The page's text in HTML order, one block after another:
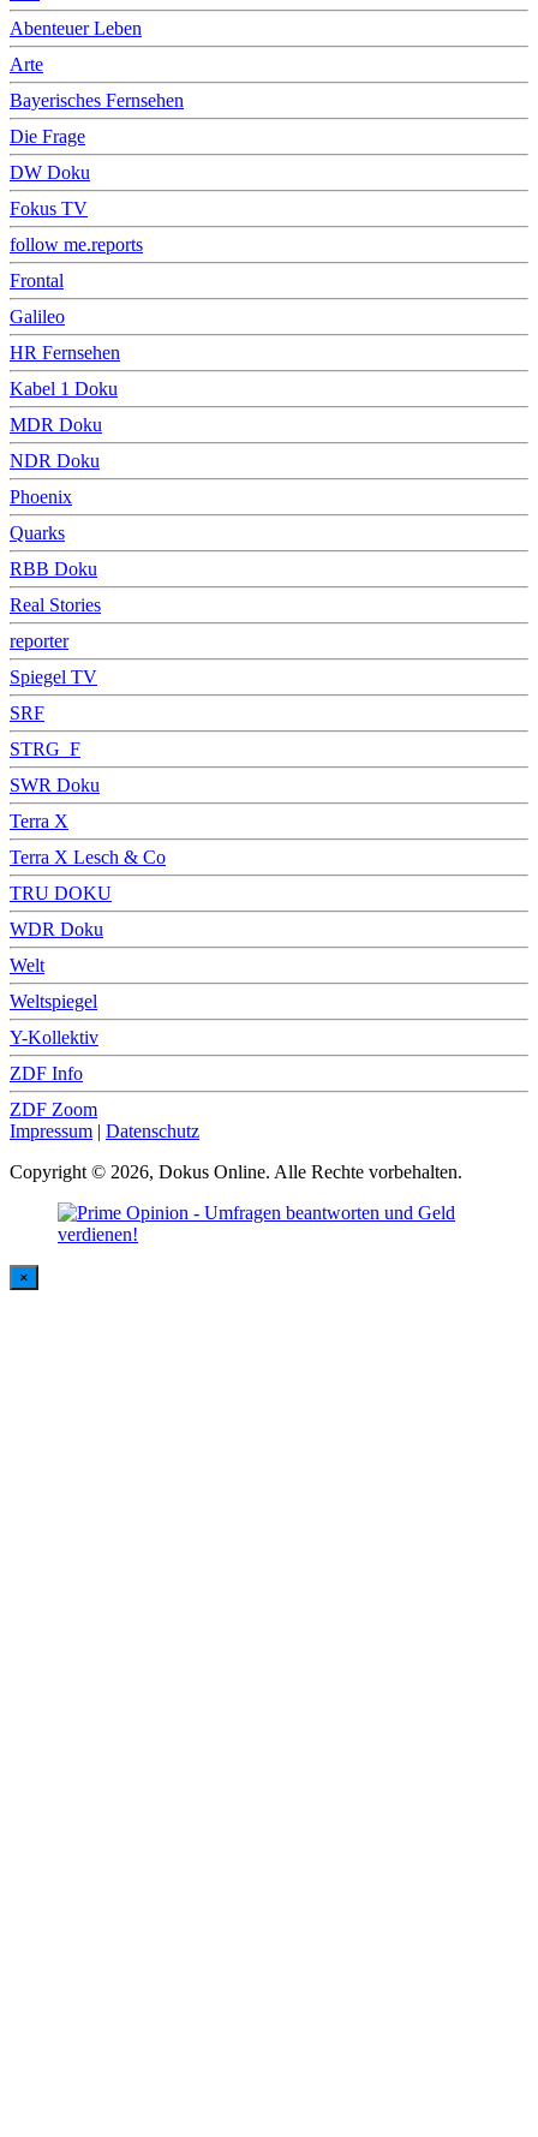
Abenteuer Leben
Arte
Bayerisches Fernsehen
Die Frage
DW Doku
Fokus TV
follow me.reports
Frontal
Galileo
HR Fernsehen
Kabel 1 Doku
MDR Doku
NDR Doku
Phoenix
Quarks
RBB Doku
Real Stories
reporter
Spiegel TV
SRF
STRG_F
SWR Doku
Terra X
Terra X Lesch & Co
TRU DOKU
WDR Doku
Welt
Weltspiegel
Y-Kollektiv
ZDF Info
ZDF Zoom
Impressum | Datenschutz
Copyright © 2026, Dokus Online. Alle Rechte vorbehalten.
×